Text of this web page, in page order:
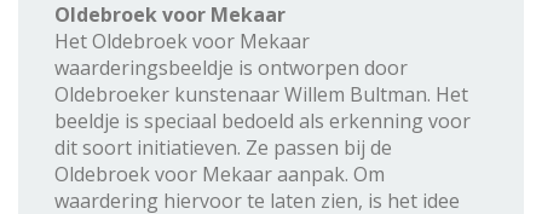
Oldebroek voor Mekaar
Het Oldebroek voor Mekaar
waarderingsbeeldje is ontworpen door
Oldebroeker kunstenaar Willem Bultman. Het
beeldje is speciaal bedoeld als erkenning voor
dit soort initiatieven. Ze passen bij de
Oldebroek voor Mekaar aanpak. Om
waardering hiervoor te laten zien, is het idee